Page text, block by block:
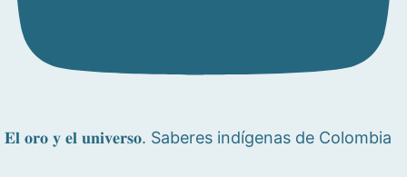
𝐄𝐥 𝐨𝐫𝐨 𝐲 𝐞𝐥 𝐮𝐧𝐢𝐯𝐞𝐫𝐬𝐨. Saberes indígenas de Colombia